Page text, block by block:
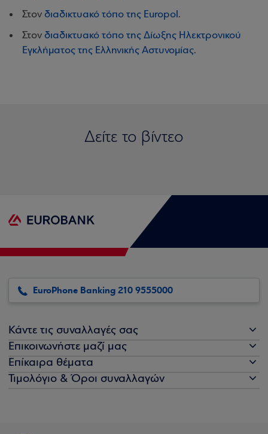
Στον διαδικτυακό τόπο της Europol.
Στον διαδικτυακό τόπο της Δίωξης Ηλεκτρονικού
Εγκλήματος της Ελληνικής Αστυνομίας.
Δείτε το βίντεο
Τι είναι το money muling
EuroPhone Banking 210 9555000
Κάντε τις συναλλαγές σας
Επικοινωνήστε μαζί μας
Επίκαιρα θέματα
Τιμολόγιο & Όροι συναλλαγών